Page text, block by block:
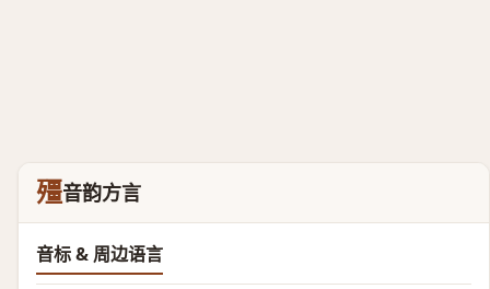
殭音韵方言
音标 & 周边语言